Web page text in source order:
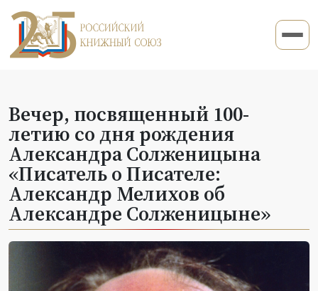
Вечер, посвященный 100-
летию со дня рождения
Александра Солженицына
«Писатель о Писателе:
Александр Мелихов об
Александре Солженицыне»